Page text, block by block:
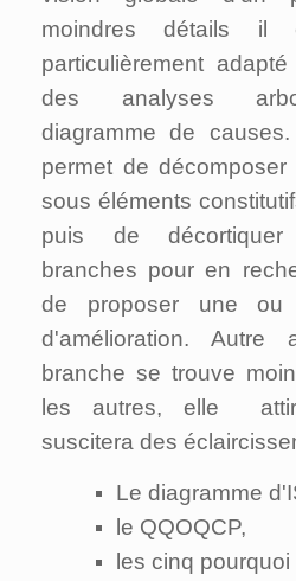
moindres détails il
particulièrement
des analyses
diagramme de
permet de
sous éléments
puis de
branches pour en
de proposer une ou
d'amélioration. Autre
branche se trouve
les autres, elle
suscitera des
Le diagramme
le QQOQCP,
les cinq